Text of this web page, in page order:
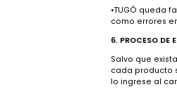
• Antes de
espacios
•Todas
productos
•Cuando